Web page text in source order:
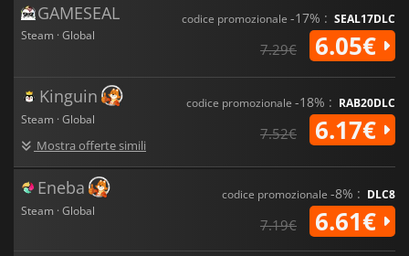
GAMESEAL
Steam · Global
codice promozionale -17% : SEAL17DLC
7.29€ 6.05€
Kinguin
Steam · Global
Mostra offerte simili
codice promozionale -18% : RAB20DLC
7.52€ 6.17€
Eneba
Steam · Global
codice promozionale -8% : DLC8
7.19€ 6.61€